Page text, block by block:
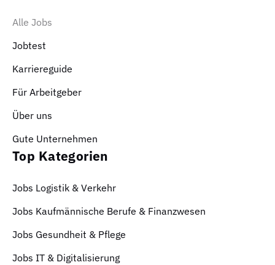
Alle Jobs
Jobtest
Karriereguide
Für Arbeitgeber
Über uns
Gute Unternehmen
Top Kategorien
Jobs Logistik & Verkehr
Jobs Kaufmännische Berufe & Finanzwesen
Jobs Gesundheit & Pflege
Jobs IT & Digitalisierung